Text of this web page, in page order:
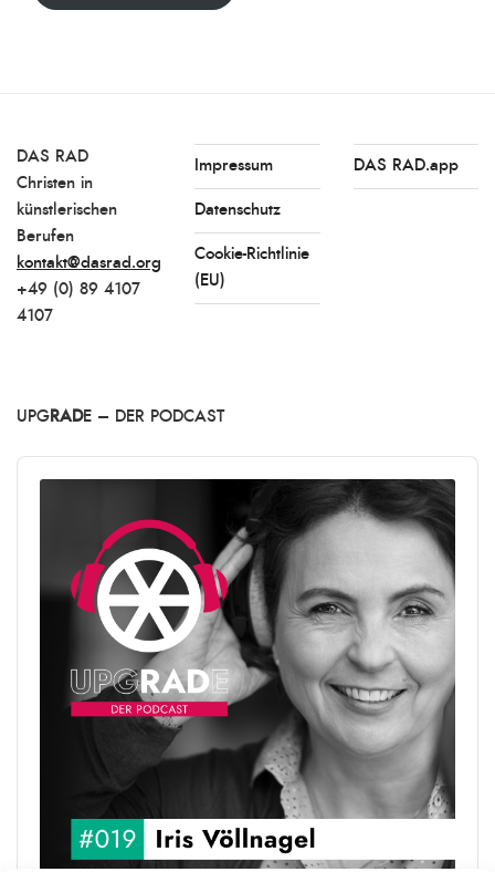
DAS RAD
Christen in
künstlerischen
Berufen
kontakt@dasrad.org
+49 (0) 89 4107
4107
Impressum
Datenschutz
Cookie-Richtlinie
(EU)
DAS RAD.app
UPG RADE – DER PODCAST
Audio
Player